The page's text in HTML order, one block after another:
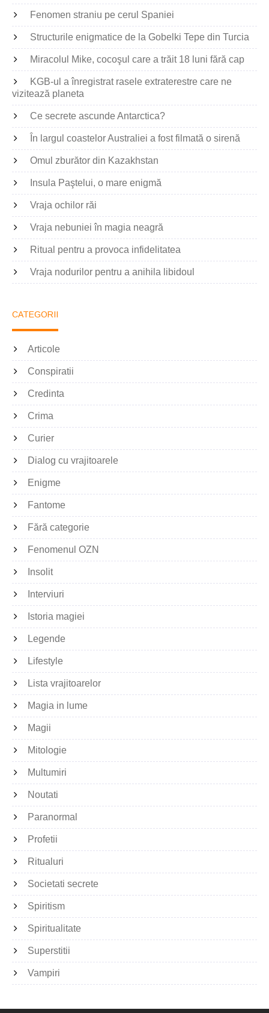
Fenomen straniu pe cerul Spaniei
Structurile enigmatice de la Gobelki Tepe din Turcia
Miracolul Mike, cocoşul care a trăit 18 luni fără cap
KGB-ul a înregistrat rasele extraterestre care ne
vizitează planeta
Ce secrete ascunde Antarctica?
În largul coastelor Australiei a fost filmată o sirenă
Omul zburător din Kazakhstan
Insula Paştelui, o mare enigmă
Vraja ochilor răi
Vraja nebuniei în magia neagră
Ritual pentru a provoca infidelitatea
Vraja nodurilor pentru a anihila libidoul
CATEGORII
Articole
Conspiratii
Credinta
Crima
Curier
Dialog cu vrajitoarele
Enigme
Fantome
Fără categorie
Fenomenul OZN
Insolit
Interviuri
Istoria magiei
Legende
Lifestyle
Lista vrajitoarelor
Magia in lume
Magii
Mitologie
Multumiri
Noutati
Paranormal
Profetii
Ritualuri
Societati secrete
Spiritism
Spiritualitate
Superstitii
Vampiri